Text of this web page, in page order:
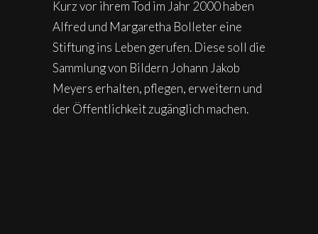
Kurz vor ihrem Tod im Jahr 2000 haben
Alfred und Margaretha Bolleter eine
Stiftung ins Leben gerufen. Diese soll die
Sammlung von Bildern Johann Jakob
Meyers erhalten, pflegen, erweitern und
der Öffentlichkeit zugänglich machen.